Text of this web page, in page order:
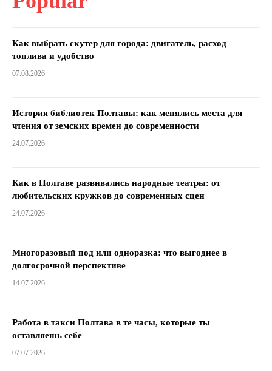
Как выбрать скутер для города: двигатель, расход
топлива и удобство
07.08.2026
История библиотек Полтавы: как менялись места для
чтения от земских времен до современности
24.07.2026
Как в Полтаве развивались народные театры: от
любительских кружков до современных сцен
24.07.2026
Многоразовый под или одноразка: что выгоднее в
долгосрочной перспективе
14.07.2026
Работа в такси Полтава в те часы, которые ты
оставляешь себе
07.07.2026